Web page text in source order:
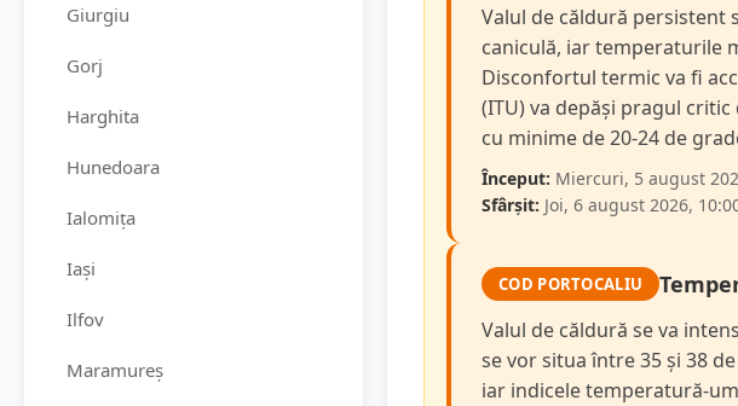
Giurgiu
Gorj
Harghita
Hunedoara
Ialomița
Iași
Ilfov
Maramureș
Valul de căldură persistent
caniculă, iar temperaturile
Disconfortul termic va fi
(ITU) va depăși pragul
cu minime de 20-24 de
Început: Miercuri, 5 august
Sfârșit: Joi, 6 august 2026,
COD PORTOCALIU
Valul de căldură se va
se vor situa între 35 și 38
iar indicele temperatură-